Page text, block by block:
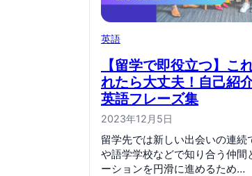
英語
【留学で即役立つ】こ
れたら大丈夫！自己紹
英語フレーズ集
2023年12月5日
留学先では新しい出会いの連続
や語学学校などで知り合う仲間
ーションを円滑に進めるため…